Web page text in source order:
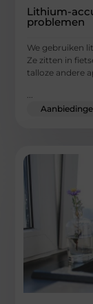
Lithium-
problemen
We gebruiken
Ze zitten in
talloze andere
...